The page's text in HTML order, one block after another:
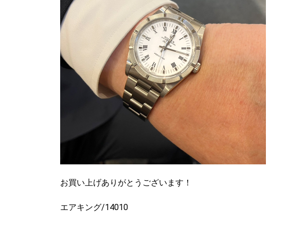
お買い上げありがとうございます！
エアキング/14010